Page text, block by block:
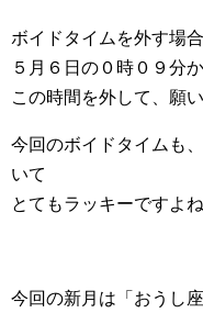
ボイドタイムを外す場
５月６日の０時０９分
この時間を外して、願
今回のボイドタイムも
いて
とてもラッキーですよね
今回の新月は「おうし座